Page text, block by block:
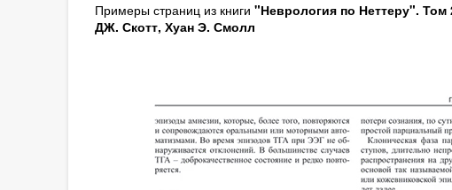
Примеры страниц из книги "Неврология по Неттеру".
ДЖ. Скотт, Хуан Э. Смолл